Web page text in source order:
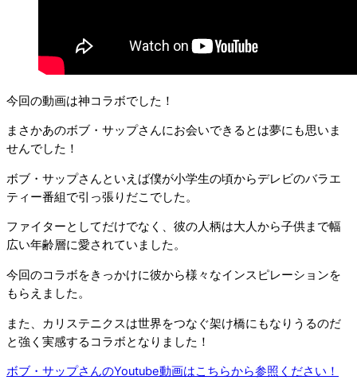
今回の動画は神コラボでした！
まさかあのボブ・サップさんにお会いできるとは夢にも思いま
せんでした！
ボブ・サップさんといえば僕が小学生の頃からデレビのバラエ
ティー番組で引っ張りだこでした。
ファイターとしてだけでなく、彼の人柄は大人から子供まで幅
広い年齢層に愛されていました。
今回のコラボをきっかけに彼から様々なインスピレーションを
もらえました。
また、カリステニクスは世界をつなぐ架け橋にもなりうるのだ
と強く実感するコラボとなりました！
ボブ・サップさんのYoutube動画はこちらから参照ください！